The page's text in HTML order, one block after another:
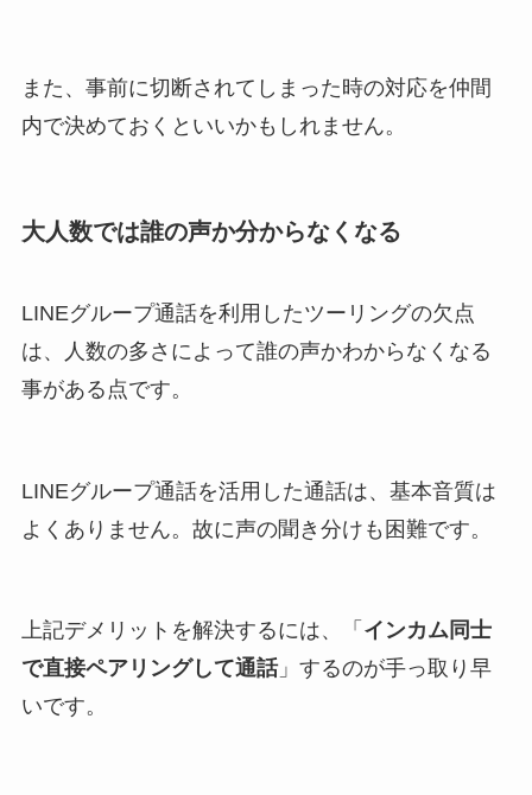
また、事前に切断されてしまった時の対応を仲間
内で決めておくといいかもしれません。
大人数では誰の声か分からなくなる
LINEグループ通話を利用したツーリングの欠点
は、人数の多さによって誰の声かわからなくなる
事がある点です。
LINEグループ通話を活用した通話は、基本音質は
よくありません。故に声の聞き分けも困難です。
上記デメリットを解決するには、「 インカム同士
で直接ペアリングして通話」するのが手っ取り早
いです。